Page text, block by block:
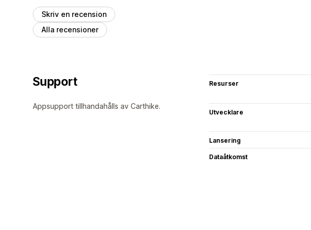
Skriv en recension
Alla recensioner
Support
Appsupport tillhandahålls av Carthike.
Resurser
Utvecklare
Lansering
Dataåtkomst